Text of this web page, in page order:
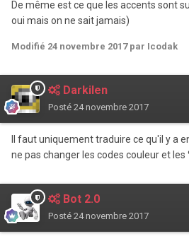
De même est ce que les accents sont
oui mais on ne sait jamais)
Modifié 24 novembre 2017par Icodak
Darkilen
Posté 24 novembre 2017
Il faut uniquement traduire ce qu'il y a
ne pas changer les codes couleur et les
Bot 2.0
Posté 24 novembre 2017